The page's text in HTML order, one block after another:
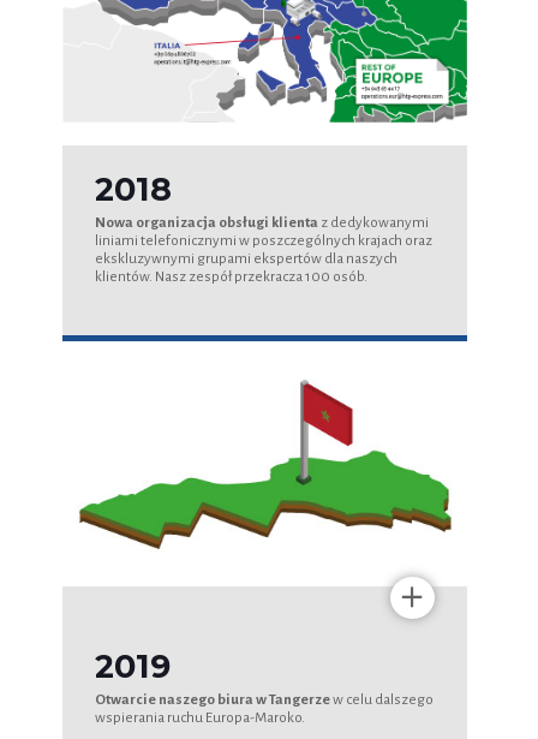
2018
Nowa organizacja obsługi klienta z dedykowanymi
liniami telefonicznymi w poszczególnych krajach oraz
ekskluzywnymi grupami ekspertów dla naszych
klientów. Nasz zespół przekracza 100 osób.
+
2019
Otwarcie naszego biura w Tangerzew celu dalszego
wspierania ruchu Europa-Maroko.